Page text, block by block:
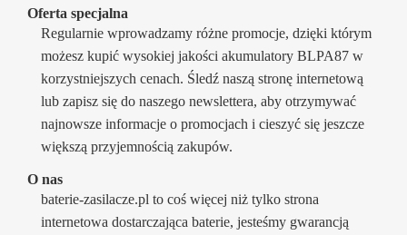
Oferta specjalna
Regularnie wprowadzamy różne promocje, dzięki którym
możesz kupić wysokiej jakości akumulatory BLPA87 w
korzystniejszych cenach. Śledź naszą stronę internetową
lub zapisz się do naszego newslettera, aby otrzymywać
najnowsze informacje o promocjach i cieszyć się jeszcze
większą przyjemnością zakupów.
O nas
baterie-zasilacze.pl to coś więcej niż tylko strona
internetowa dostarczająca baterie, jesteśmy gwarancją